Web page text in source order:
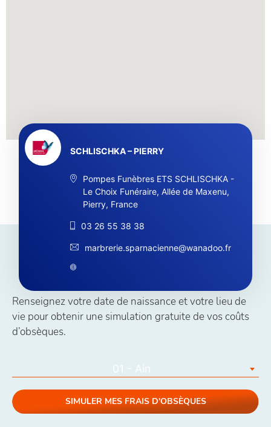
SCHLISCHKA – PIERRY
Pompes Funèbres ETS SCHLISCHKA -
Le Choix Funéraire, Allée de Maxenu,
Pierry, France
03 26 55 38 38
marbrerie.sparnacienne@wanadoo.fr
Simuler vos coûts obsèques
Renseignez votre date de naissance et votre lieu de
vie pour obtenir une simulation gratuite de vos coûts
d’obsèques.
01 - Ain
SIMULER MES FRAIS D'OBSÈQUES